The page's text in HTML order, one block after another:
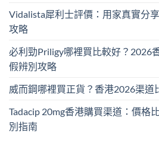
Vidalista犀利士評價：用家真實分
攻略
必利勁Priligy哪裡買比較好？2026
假辨別攻略
威而鋼哪裡買正貨？香港2026渠道
Tadacip 20mg香港購買渠道：價格
別指南